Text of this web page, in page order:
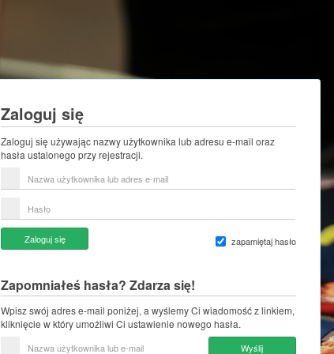
Zaloguj się
Zaloguj się używając nazwy użytkownika lub adresu e-mail oraz
hasła ustalonego przy rejestracji.
użytkownika
e-
mail
zapamiętaj hasło
Zaloguj się
Zapomniałeś hasła? Zdarza się!
Wpisz swój adres e-mail poniżej, a wyślemy Ci wiadomość z linkiem,
kliknięcie w który umożliwi Ci ustawienie nowego hasła.
Wyślij